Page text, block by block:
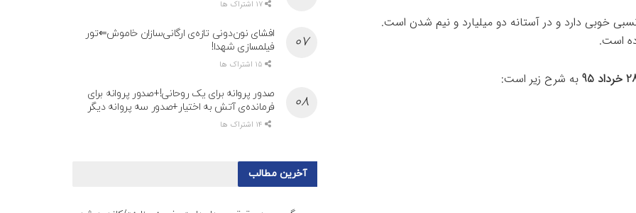
خوبی دارد و در آستانه دو میلیارد و نیم شدن است.
به شرح زیر است:
افشای نون‌دونی تازه‌ی ارگانی‌سازان خاموش⇐تور
فیلمسازی شهدا!
صدور پروانه برای یک روحانی!+صدور پروانه برای
فرمانده‌ی آتش به اختیار+صدور سه پروانه دیگر
آخرین مطالب